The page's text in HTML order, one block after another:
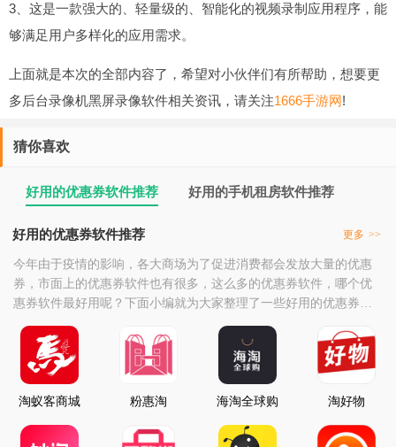
3、这是一款强大的、轻量级的、智能化的视频录制应用程序，能
够满足用户多样化的应用需求。
上面就是本次的全部内容了，希望对小伙伴们有所帮助，想要更
多后台录像机黑屏录像软件相关资讯，请关注1666手游网 !
猜你喜欢
好用的优惠券软件推荐 好用的手机租房软件推荐
好用的优惠券软件推荐 更多 >>
今年由于疫情的影响，各大商场为了促进消费都会发放大量的优惠
券，市面上的优惠券软件也有很多，这么多的优惠券软件，哪个优
惠券软件最好用呢？下面小编就为大家整理了一些好用的优惠券软
件，让你购物更优惠。
淘蚁客商城 粉惠淘 海淘全球购 淘好物